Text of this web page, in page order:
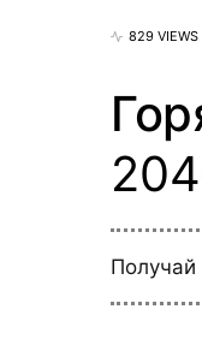
829 VIEWS